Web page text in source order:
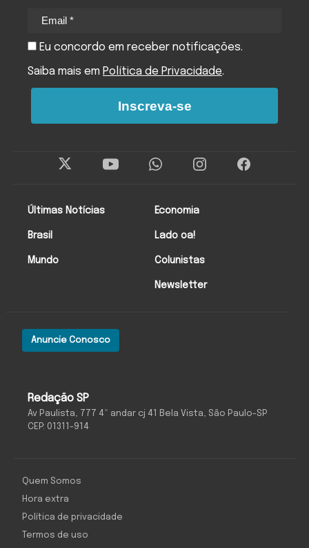
Redação SP
Av Paulista, 777 4º andar cj 41 Bela Vista, São Paulo-SP
CEP: 01311-914
Anuncie Conosco
Últimas Notícias
Brasil
Mundo
Economia
Lado oa!
Colunistas
Newsletter
Eu concordo em receber notificações.
Saiba mais em Política de Privacidade.
Inscreva-se
Quem Somos
Hora extra
Política de privacidade
Termos de uso